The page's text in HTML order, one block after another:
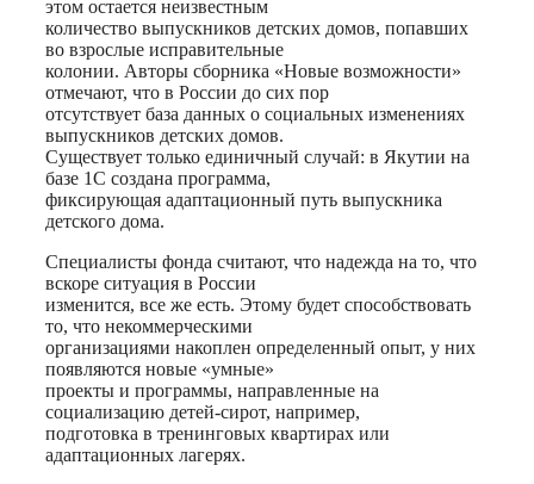
этом остается неизвестным
количество выпускников детских домов, попавших
во взрослые исправительные
колонии. Авторы сборника «Новые возможности»
отмечают, что в России до сих пор
отсутствует база данных о социальных изменениях
выпускников детских домов.
Существует только единичный случай: в Якутии на
базе 1С создана программа,
фиксирующая адаптационный путь выпускника
детского дома.
Специалисты фонда считают, что надежда на то, что
вскоре ситуация в России
изменится, все же есть. Этому будет способствовать
то, что некоммерческими
организациями накоплен определенный опыт, у них
появляются новые «умные»
проекты и программы, направленные на
социализацию детей-сирот, например,
подготовка в тренинговых квартирах или
адаптационных лагерях.